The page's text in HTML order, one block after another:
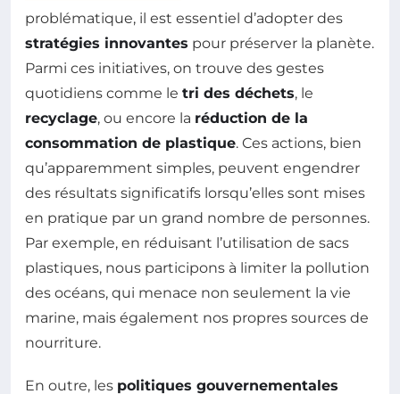
problématique, il est essentiel d’adopter des
stratégies innovantes pour préserver la planète.
Parmi ces initiatives, on trouve des gestes
quotidiens comme le tri des déchets, le
recyclage, ou encore la réduction de la
consommation de plastique. Ces actions, bien
qu’apparemment simples, peuvent engendrer
des résultats significatifs lorsqu’elles sont mises
en pratique par un grand nombre de personnes.
Par exemple, en réduisant l’utilisation de sacs
plastiques, nous participons à limiter la pollution
des océans, qui menace non seulement la vie
marine, mais également nos propres sources de
nourriture.
En outre, les politiques gouvernementales